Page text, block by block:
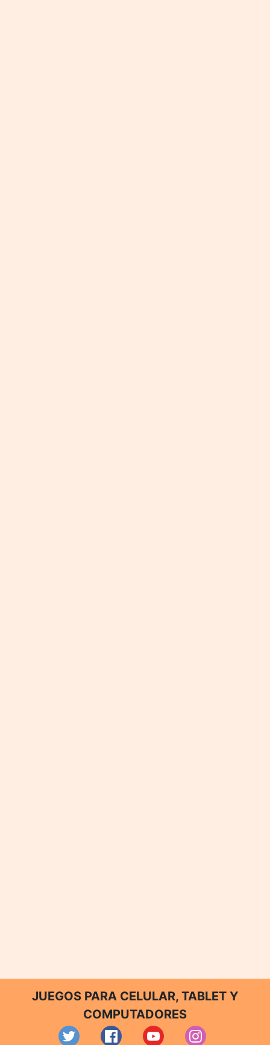
JUEGOS PARA CELULAR, TABLET Y
COMPUTADORES